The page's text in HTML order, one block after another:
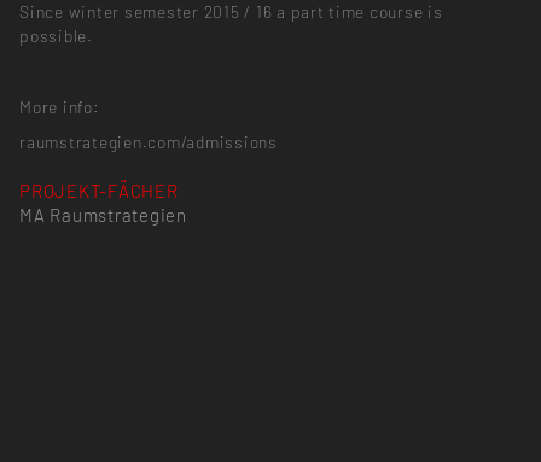
Since winter semester 2015 / 16 a part time course is
possible.
More info:
raumstrategien.com/admissions
PROJEKT-FÄCHER
MA Raumstrategien